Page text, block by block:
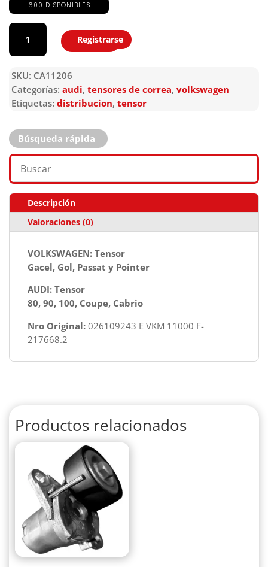
600 DISPONIBLES
CA11206
cantidad
Agregar
Registrarse
SKU: CA11206
Categorías: audi, tensores de correa, volkswagen
Etiquetas: distribucion, tensor
Búsqueda rápida
Descripción
Valoraciones (0)
VOLKSWAGEN: Tensor
Gacel, Gol, Passat y Pointer
AUDI: Tensor
80, 90, 100, Coupe, Cabrio
Nro Original: 026109243 E VKM 11000 F-
217668.2
Productos relacionados